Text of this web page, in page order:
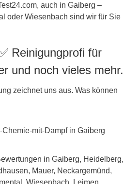
auch in Gaiberg –
oder Wiesenbach sind wir für Sie
Reinigungprofi für
und noch vieles mehr.
zeichnet uns aus. Was können